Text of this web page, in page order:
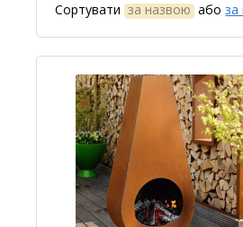
Сортувати за назвою абоза